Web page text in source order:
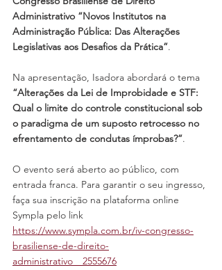
Administrativo “Novos Institutos na
Administração Pública: Das Alterações
Legislativas aos Desafios da Prática”.
Na apresentação, Isadora abordará o tema
“Alterações da Lei de Improbidade e STF:
Qual o limite do controle constitucional sob
o paradigma de um suposto retrocesso no
efrentamento de condutas ímprobas?”.
O evento será aberto ao público, com
entrada franca. Para garantir o seu ingresso,
faça sua inscrição na plataforma online
Sympla pelo link
https://www.sympla.com.br/iv-congresso-
brasiliense-de-direito-
administrativo__2555676